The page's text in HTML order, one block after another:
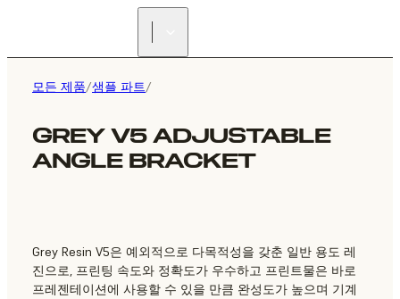
모든 제품/샘플 파트/
GREY V5 ADJUSTABLE
ANGLE BRACKET
Grey Resin V5은 예외적으로 다목적성을 갖춘 일반 용도 레
진으로, 프린팅 속도와 정확도가 우수하고 프린트물은 바로
프레젠테이션에 사용할 수 있을 만큼 완성도가 높으며 기계